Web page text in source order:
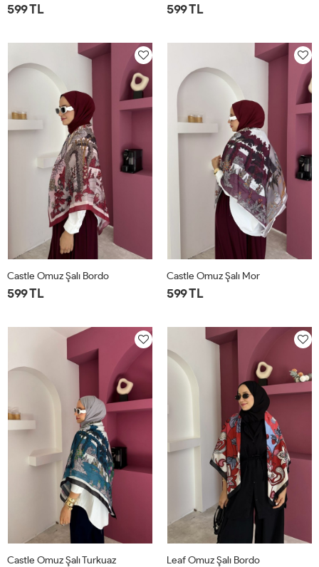
599 TL 599 TL
Castle Omuz Şalı Bordo
599 TL
Castle Omuz Şalı Mor
599 TL
Castle Omuz Şalı Turkuaz Leaf Omuz Şalı Bordo